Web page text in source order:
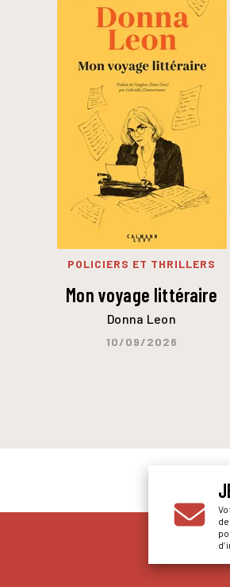
POLICIERS ET THRILLERS
Mon voyage littéraire
Donna Leon
10/09/2026